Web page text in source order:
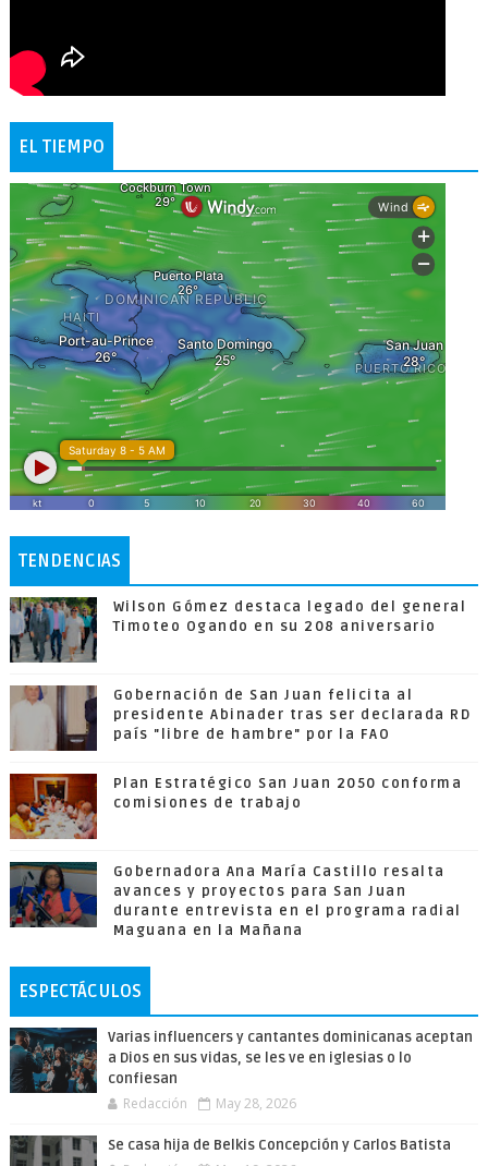
EL TIEMPO
TENDENCIAS
Wilson Gómez destaca legado del general
Timoteo Ogando en su 208 aniversario
Gobernación de San Juan felicita al
presidente Abinader tras ser declarada RD
país "libre de hambre" por la FAO
Plan Estratégico San Juan 2050 conforma
comisiones de trabajo
Gobernadora Ana María Castillo resalta
avances y proyectos para San Juan
durante entrevista en el programa radial
Maguana en la Mañana
ESPECTÁCULOS
Varias influencers y cantantes dominicanas aceptan
a Dios en sus vidas, se les ve en iglesias o lo
confiesan
Redacción May 28, 2026
Se casa hija de Belkis Concepción y Carlos Batista